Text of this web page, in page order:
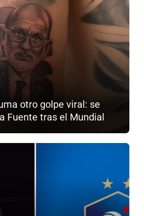
otro golpe viral: se
Fuente tras el Mundial